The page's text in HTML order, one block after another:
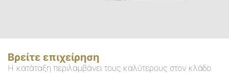
Βρείτε επιχείρηση
Η κατάταξη περιλαμβάνει τους καλύτερους στον κλάδο